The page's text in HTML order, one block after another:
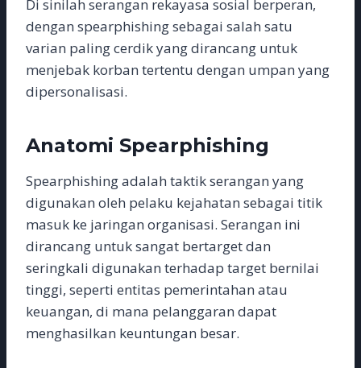
Di sinilah serangan rekayasa sosial berperan,
dengan spearphishing sebagai salah satu
varian paling cerdik yang dirancang untuk
menjebak korban tertentu dengan umpan yang
dipersonalisasi.
Anatomi Spearphishing
Spearphishing adalah taktik serangan yang
digunakan oleh pelaku kejahatan sebagai titik
masuk ke jaringan organisasi. Serangan ini
dirancang untuk sangat bertarget dan
seringkali digunakan terhadap target bernilai
tinggi, seperti entitas pemerintahan atau
keuangan, di mana pelanggaran dapat
menghasilkan keuntungan besar.